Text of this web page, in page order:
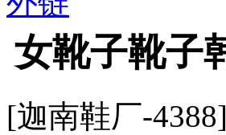
女靴子靴子
[迦南鞋厂-4388]